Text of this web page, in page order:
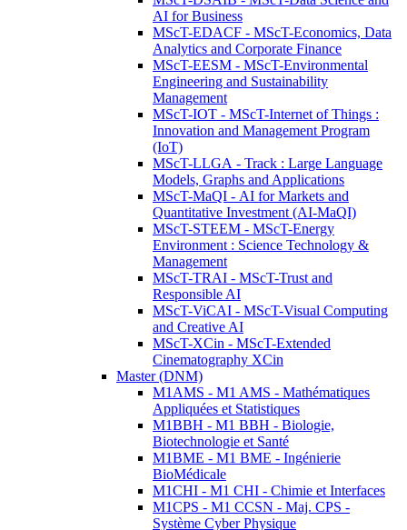
AI for Business
MScT-EDACF - MScT-Economics, Data
Analytics and Corporate Finance
MScT-EESM - MScT-Environmental
Engineering and Sustainability
Management
MScT-IOT - MScT-Internet of Things :
Innovation and Management Program
(IoT)
MScT-LLGA - Track : Large Language
Models, Graphs and Applications
MScT-MaQI - AI for Markets and
Quantitative Investment (AI-MaQI)
MScT-STEEM - MScT-Energy
Environment : Science Technology &
Management
MScT-TRAI - MScT-Trust and
Responsible AI
MScT-ViCAI - MScT-Visual Computing
and Creative AI
MScT-XCin - MScT-Extended
Cinematography XCin
Master (DNM)
M1AMS - M1 AMS - Mathématiques
Appliquées et Statistiques
M1BBH - M1 BBH - Biologie,
Biotechnologie et Santé
M1BME - M1 BME - Ingénierie
BioMédicale
M1CHI - M1 CHI - Chimie et Interfaces
M1CPS - M1 CCSN - Maj. CPS -
Système Cyber Physique